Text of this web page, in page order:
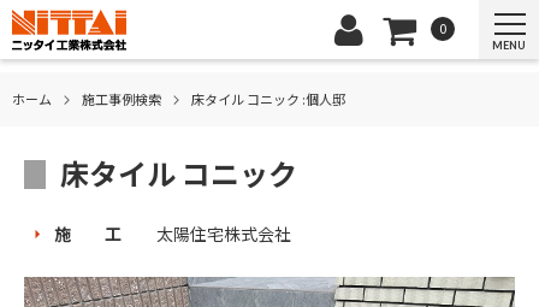
0
MENU
ホーム 施⼯事例検索 床タイル コニック :個人邸
床タイル コニック
施 工 太陽住宅株式会社